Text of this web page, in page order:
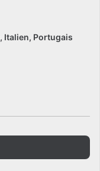
Italien Portugais